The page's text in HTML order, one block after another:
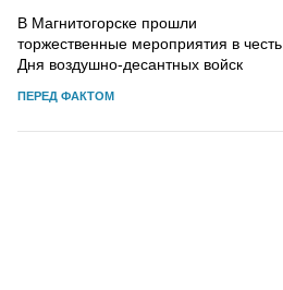
В Магнитогорске прошли
торжественные мероприятия в честь
Дня воздушно-десантных войск
ПЕРЕД ФАКТОМ